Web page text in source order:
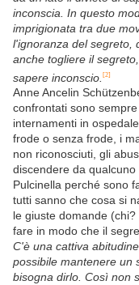
inconscia. In questo
imprigionata tra due
l'ignoranza del segreto,
anche togliere il
sapere inconscio. [2]
Anne Ancelin
confrontati sono
internamenti in
frode o senza frode, i
non riconosciuti, gli
discendere da
Pulcinella perché sono
tutti sanno che cosa si
le giuste domande
fare in modo che il
C'è una cattiva
possibile mantenere un
bisogna dirlo. Così non